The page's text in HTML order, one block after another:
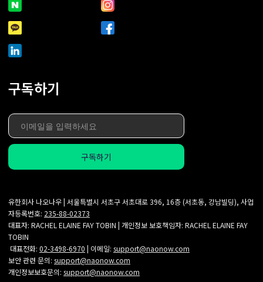
구독하기
유한회사 나오나우 | 서울특별시 서초구 서초대로 396, 16층 (서초동, 강남빌딩), 사업
자등록번호: 235-88-02373
대표자: RACHEL ELAINE FAY TOBIN | 개인정보 보호책임자: RACHEL ELAINE FAY
TOBIN
대표전화: 02-3498-6970 | 이메일: support@naonow.com
보안 관련 문의: support@naonow.com
개인정보보호문의: support@naonow.com‍